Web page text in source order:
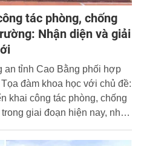
tác phòng, chống
Nhận diện và giải
an tỉnh Cao Bằng phối hợp
đàm khoa học với chủ đề:
khai công tác phòng, chống
giai đoạn hiện nay, nhận